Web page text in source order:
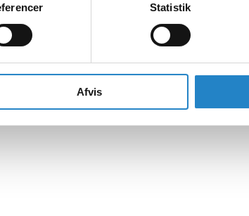
Statistik
Afvis